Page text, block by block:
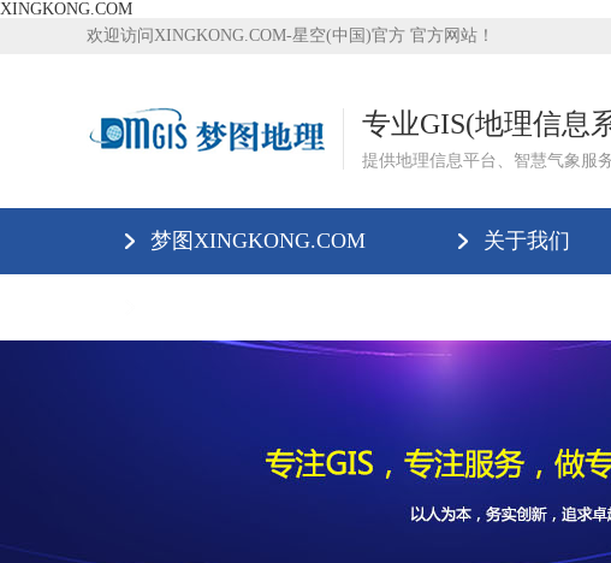
XINGKONG.COM
欢迎访问XINGKONG.COM-星空(中国)官方 官方网站！
专业GIS(地理信息
提供地理信息平台、智慧气象服
梦图XINGKONG.COM 关于我们